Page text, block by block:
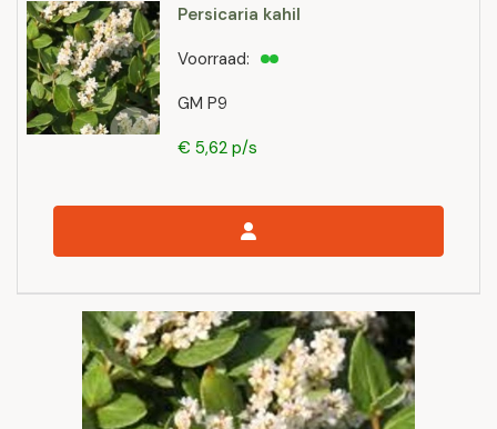
Persicaria kahil
GM P9
Voorraad:
€ 5,62 p/s